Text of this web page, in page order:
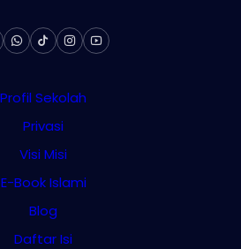
Profil Sekolah
Privasi
Visi Misi
E-Book Islami
Blog
Daftar Isi